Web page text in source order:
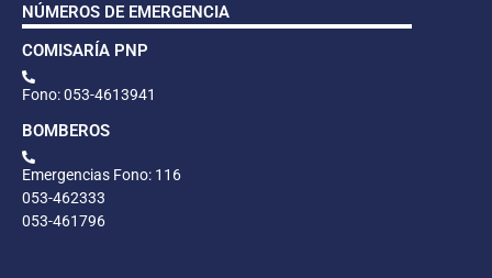
NÚMEROS DE EMERGENCIA
COMISARÍA PNP
Fono: 053-4613941
BOMBEROS
Emergencias Fono: 116
053-462333
053-461796